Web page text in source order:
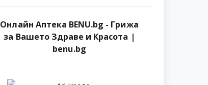
Онлайн Аптека BENU.bg - Грижа
за Вашето Здраве и Красота |
benu.bg